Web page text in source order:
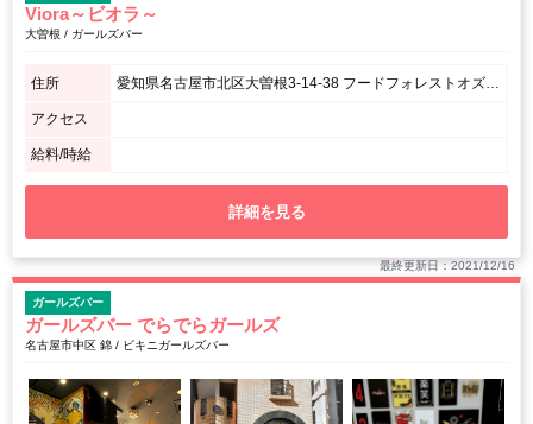
Viora～ビオラ～
大曽根 / ガールズバー
住所 愛知県名古屋市北区大曽根3-14-38 フードフォレストオズワン4F
アクセス
給料/時給
詳細を見る
最終更新日：2021/12/16
ガールズバー
ガールズバー でらでらガールズ
名古屋市中区 錦 / ビキニガールズバー